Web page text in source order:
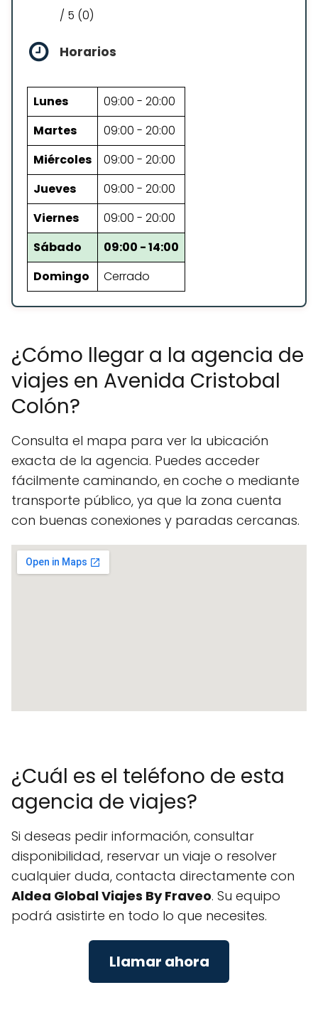
/ 5 (0)
Horarios
Lunes
09:00 - 20:00
Martes
09:00 - 20:00
Miércoles
09:00 - 20:00
Jueves
09:00 - 20:00
Viernes
09:00 - 20:00
Sábado
09:00 - 14:00
Domingo
Cerrado
¿Cómo llegar a la agencia de
viajes en Avenida Cristobal
Colón?
Consulta el mapa para ver la ubicación
exacta de la agencia. Puedes acceder
fácilmente caminando, en coche o mediante
transporte público, ya que la zona cuenta
con buenas conexiones y paradas cercanas.
¿Cuál es el teléfono de esta
agencia de viajes?
Si deseas pedir información, consultar
disponibilidad, reservar un viaje o resolver
cualquier duda, contacta directamente con
Aldea Global Viajes By Fraveo. Su equipo
podrá asistirte en todo lo que necesites.
Llamar ahora